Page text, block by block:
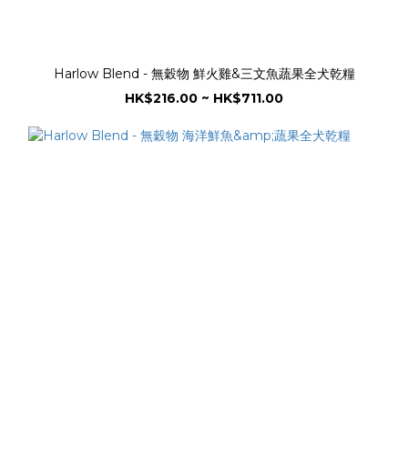
Harlow Blend - 無穀物 鮮火雞&三文魚蔬果全犬乾糧
HK$216.00 ~ HK$711.00